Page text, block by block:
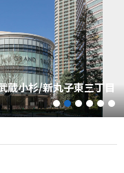
蔵小杉/新丸子東三丁目
1 2 3 4 5